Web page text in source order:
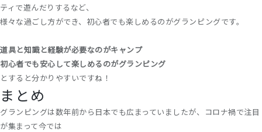
ティで遊んだりするなど、
様々な過ごし方ができ、初心者でも楽しめるのがグランピングです。
道具と知識と経験が必要なのがキャンプ
初心者でも安心して楽しめるのがグランピング
とすると分かりやすいですね！
まとめ
グランピングは数年前から日本でも広まっていましたが、コロナ禍で注目
が集まって今では